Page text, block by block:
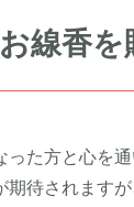
線香を
った方と心を
期待されます